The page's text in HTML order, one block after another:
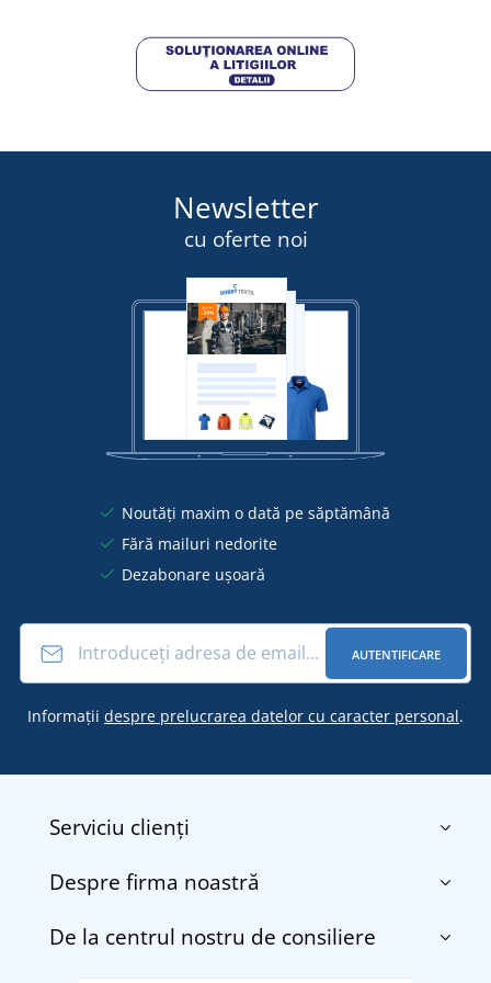
Newsletter
cu oferte noi
Noutăți maxim o dată pe săptămână
Fără mailuri nedorite
Dezabonare ușoară
AUTENTIFICARE
Informații despre prelucrarea datelor cu caracter personal.
Serviciu clienți
Contact
Transport și plată
Despre firma noastră
Despre noi
De la centrul nostru de consiliere